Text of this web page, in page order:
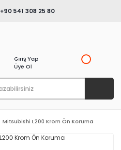
+90 541 308 25 80
Giriş Yap
Üye Ol
Mitsubishi L200 Krom Ön Koruma